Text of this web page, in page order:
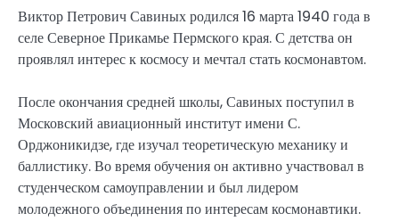
Виктор Петрович Савиных родился 16 марта 1940 года в
селе Северное Прикамье Пермского края. С детства он
проявлял интерес к космосу и мечтал стать космонавтом.
После окончания средней школы, Савиных поступил в
Московский авиационный институт имени С.
Орджоникидзе, где изучал теоретическую механику и
баллистику. Во время обучения он активно участвовал в
студенческом самоуправлении и был лидером
молодежного объединения по интересам космонавтики.